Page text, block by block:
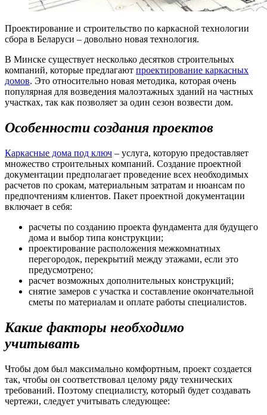
Проектирование и строительство по каркасной технологии
сбора в Беларуси – довольно новая технология.
В Минске существует несколько десятков строительных
компаний, которые предлагают проектирование каркасных
домов. Это относительно новая методика, которая очень
популярная для возведения малоэтажных зданий на частных
участках, так как позволяет за один сезон возвести дом.
Особенности создания проектов
Каркасные дома под ключ – услуга, которую предоставляет
множество строительных компаний. Создание проектной
документации предполагает проведение всех необходимых
расчетов по срокам, материальным затратам и нюансам по
предпочтениям клиентов. Пакет проектной документации
включает в себя:
расчеты по созданию проекта фундамента для будущего
дома и выбор типа конструкции;
проектирование расположения межкомнатных
перегородок, перекрытий между этажами, если это
предусмотрено;
расчет возможных дополнительных конструкций;
снятие замеров с участка и составление окончательной
сметы по материалам и оплате работы специалистов.
Какие факторы необходимо
учитывать
Чтобы дом был максимально комфортным, проект создается
так, чтобы он соответствовал целому ряду технических
требований. Поэтому специалисту, который будет создавать
чертежи, следует учитывать следующее: